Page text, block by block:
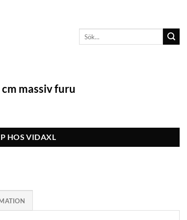
massiv furu
HOS VIDAXL